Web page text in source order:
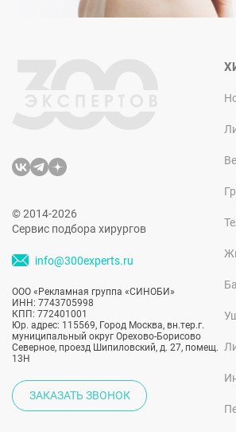
© 2014-2026
Сервис подбора хирургов
info@300experts.ru
ООО «Рекламная группа «СИНОБИ»
ИНН: 7743705998
КПП: 772401001
Юр. адрес: 115569, Город Москва, вн.тер.г.
муниципальный округ Орехово-Борисово
Северное, проезд Шипиловский, д. 27, помещ.
13Н
ЗАКАЗАТЬ ЗВОНОК